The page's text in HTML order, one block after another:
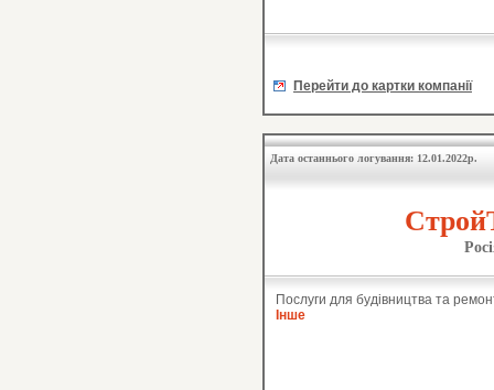
Перейти до картки компанії
Дата останнього логування: 12.01.2022р.
Послуги для будівництва та
Інше